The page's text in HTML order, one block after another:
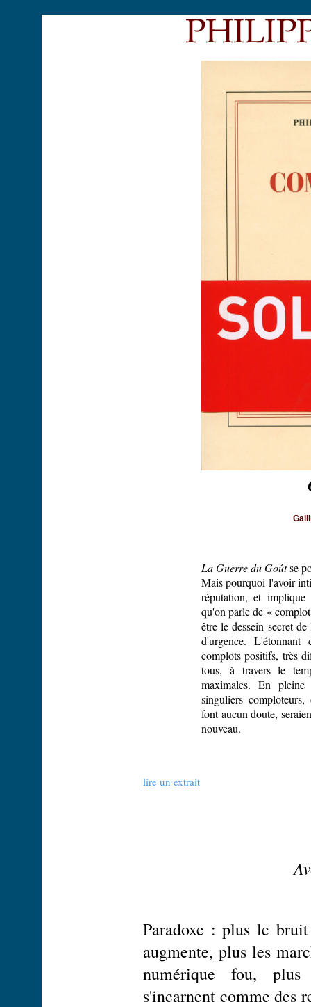
La Guerre du Goûtse
Mais pourquoi l'avoir
réputation, et
qu'on parle de «
être le dessein secret
d'urgence.
complots positifs, très
tous, à travers le
maximales. En pleine
singuliers
font aucun doute,
nouveau.
lire un extrait
Paradoxe : plus le
augmente, plus les
numérique fou,
s'incarnent comme des